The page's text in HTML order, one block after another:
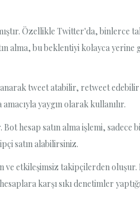
Özellikle Twitter'da, binlerce
alma, bu beklentiyi kolayca yerine
tweet atabilir, retweet
yaygın olarak kullanılır.
hesap satın alma işlemi, sadece
satın alabilirsiniz.
ve etkileşimsiz takipçilerden oluşur.
karşı sıkı denetimler